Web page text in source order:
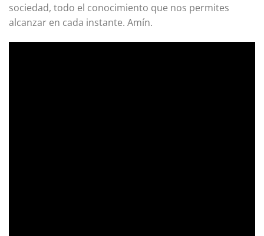
sociedad, todo el conocimiento que nos permites
alcanzar en cada instante. Amín.